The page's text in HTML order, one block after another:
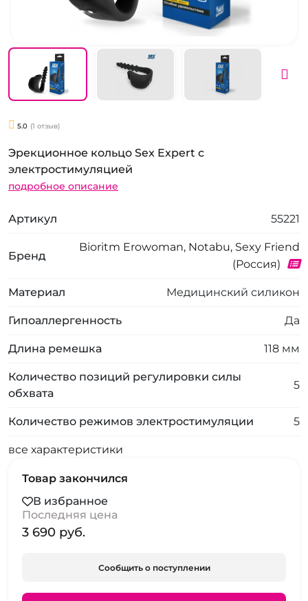
5.0 (1 отзыв)
Эрекционное кольцо Sex Expert с
электростимуляцией
подробное описание
Артикул 55221
Бренд
Bioritm Erowoman, Notabu, Sexy Friend
(Россия)
Материал Медицинский силикон
Гипоаллергенность Да
Длина ремешка 118 мм
Количество позиций регулировки силы
обхвата
5
Количество режимов электростимуляции 5
все характеристики
Товар закончился
В избранное
Последняя цена
3 690 pуб.
Сообщить о поступлении